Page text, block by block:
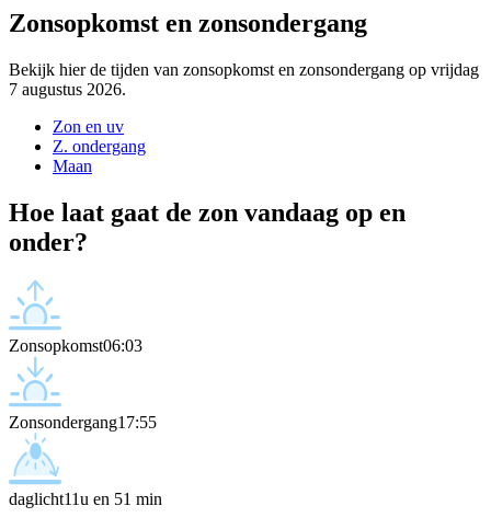
Zonsopkomst en zonsondergang
Bekijk hier de tijden van zonsopkomst en zonsondergang op vrijdag
7 augustus 2026.
Zon en uv
Z. ondergang
Maan
Hoe laat gaat de zon vandaag op en
onder?
Zonsopkomst06:03
Zonsondergang17:55
daglicht11u en 51 min